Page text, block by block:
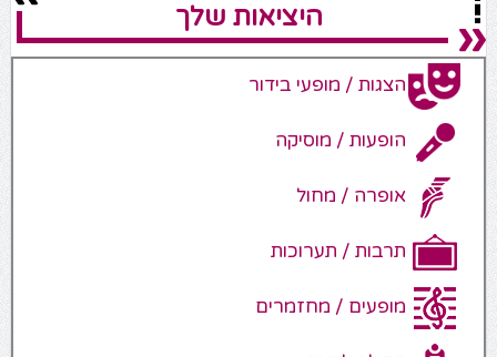
היציאות שלך
הצגות / מופעי בידור
הופעות / מוסיקה
אופרה / מחול
תרבות / תערוכות
מופעים / מחזמרים